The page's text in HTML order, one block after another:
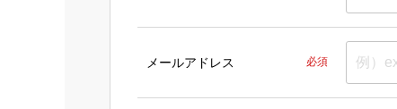
メールアドレス 必須